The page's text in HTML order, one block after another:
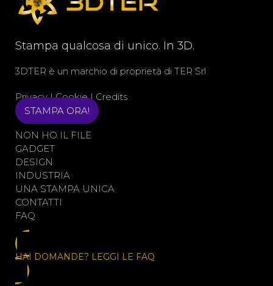
Stampa qualcosa di unico. In 3D.
3DTER è un marchio di proprietà di TER Srl
Privacy|Cookie| Credits
STAMPA ORA!
NON HO IL FILE
GADGET
DESIGN
INDUSTRIA
UNA STAMPA UNICA
CONTATTI
FAQ
HAI DOMANDE? LEGGI LE FAQ